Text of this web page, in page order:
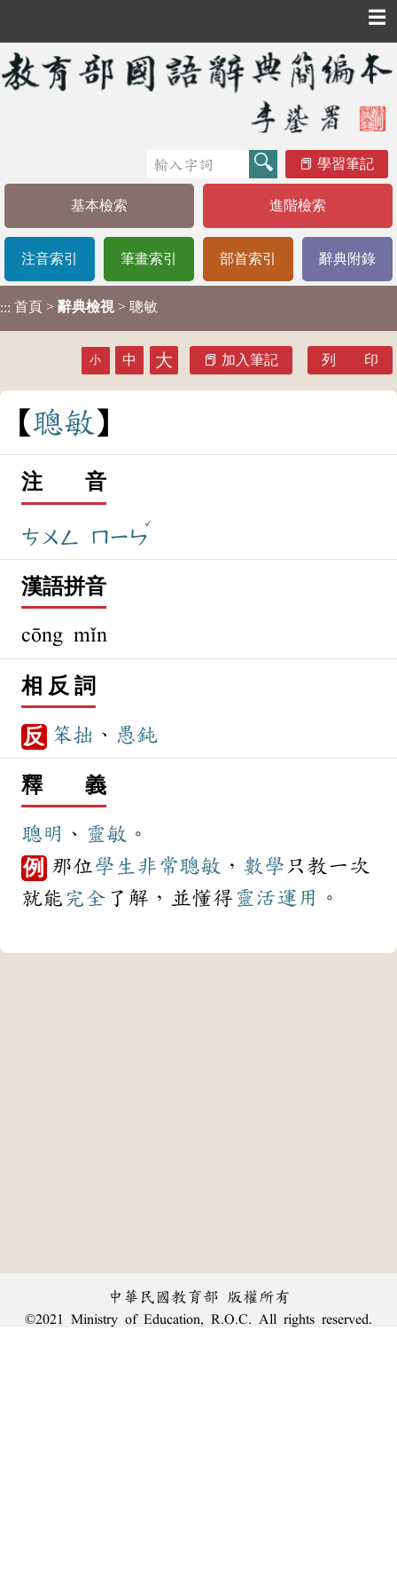
☰
學習筆記
基本檢索 進階檢索
注音索引 筆畫索引 部首索引 辭典附錄
::: 首頁 > 辭典檢視 > 聰敏
小 中 大 加入筆記 列 印
聰敏
注 音
ㄘㄨㄥ ㄇㄧㄣ
ˇ
漢語拼音
cōng mǐn
相 反 詞
反 笨拙 、 愚鈍
釋 義
聰明 、 靈敏 。
例 那位學生 非常聰敏 ， 數學 只教一次
就能 完全 了解，並懂得 靈活運用 。
中華民國教育部 版權所有
©2021 Ministry of Education, R.O.C. All rights reserved.